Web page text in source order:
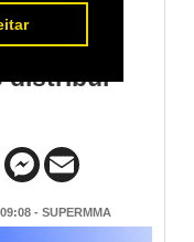
distribui
- SUPERMMA